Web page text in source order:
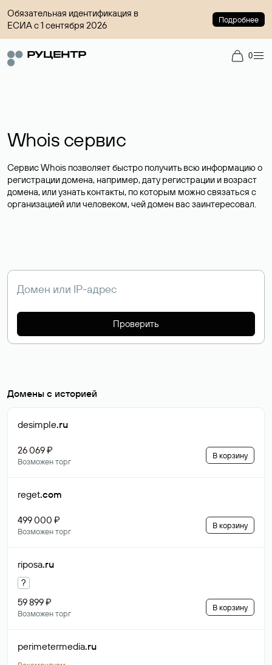
Обязательная идентификация в
ЕСИА с 1 сентября 2026
Подробнее
0
Whois сервис
Сервис Whois позволяет быстро получить всю информацию о
регистрации домена, например, дату регистрации и возраст
домена, или узнать контакты, по которым можно связаться с
организацией или человеком, чей домен вас заинтересовал.
Проверить
Домены с историей
desimple.ru
26 069 ₽
Возможен торг
В корзину
reget.com
499 000 ₽
Возможен торг
В корзину
riposa.ru
?
59 899 ₽
Возможен торг
В корзину
perimetermedia.ru